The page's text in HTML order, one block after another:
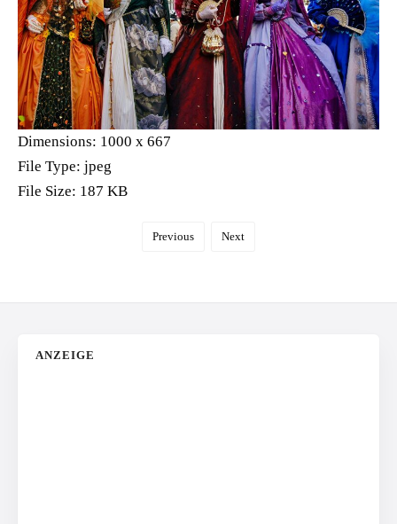
Dimensions: 1000 x 667
File Type: jpeg
File Size: 187 KB
Previous Next
ANZEIGE